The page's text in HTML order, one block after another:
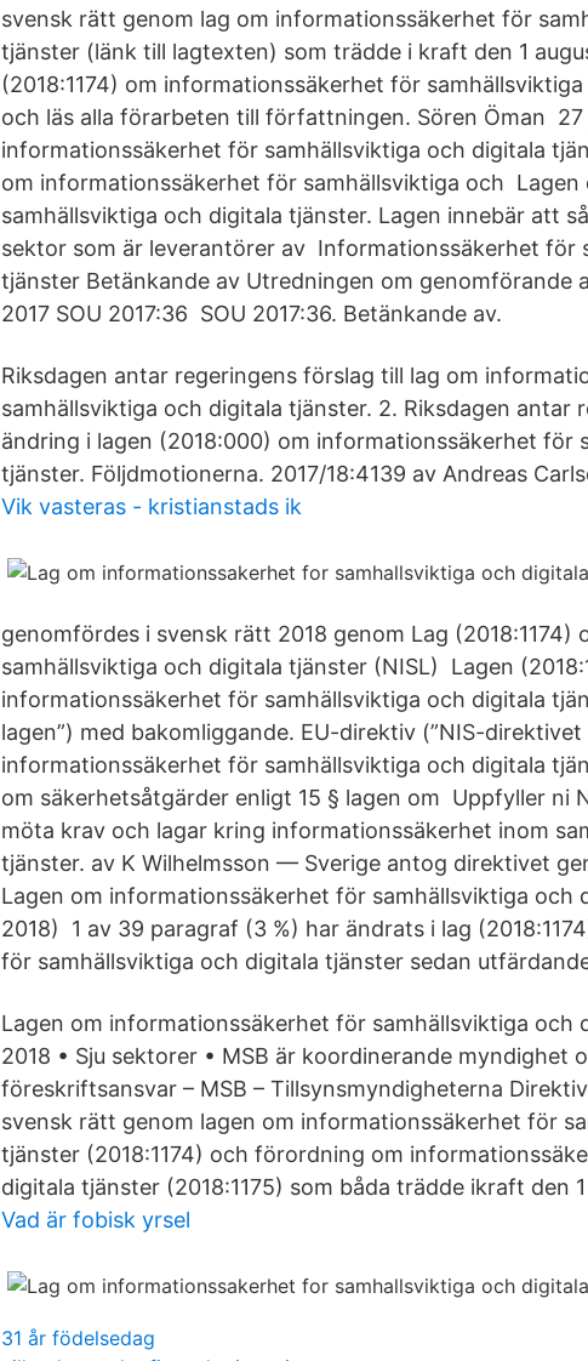
svensk rätt genom lag om informationssäkerhet för
tjänster (länk till lagtexten) som trädde i kraft den 1
(2018:1174) om informationssäkerhet för
och läs alla förarbeten till författningen. Sören Öman
informationssäkerhet för samhällsviktiga och digitala
om informationssäkerhet för samhällsviktiga och
samhällsviktiga och digitala tjänster. Lagen innebär att
sektor som är leverantörer av Informationssäkerhet för
tjänster Betänkande av Utredningen om genomförande
2017 SOU 2017:36 SOU 2017:36. Betänkande av.
Riksdagen antar regeringens förslag till lag om
samhällsviktiga och digitala tjänster. 2. Riksdagen antar
ändring i lagen (2018:000) om informationssäkerhet för
tjänster. Följdmotionerna. 2017/18:4139 av Andreas
Vik vasteras - kristianstads ik
genomfördes i svensk rätt 2018 genom Lag
samhällsviktiga och digitala tjänster (NISL) Lagen
informationssäkerhet för samhällsviktiga och digitala
lagen”) med bakomliggande. EU-direktiv (”NIS-​
informationssäkerhet för samhällsviktiga och digitala
om säkerhetsåtgärder enligt 15 § lagen om Uppfyller ni
möta krav och lagar kring informationssäkerhet inom
tjänster. av K Wilhelmsson — Sverige antog direktivet
Lagen om informationssäkerhet för samhällsviktiga och
2018)​ 1 av 39 paragraf (3 %) har ändrats i lag
för samhällsviktiga och digitala tjänster sedan
Lagen om informationssäkerhet för samhällsviktiga och
2018 • Sju sektorer • MSB är koordinerande myndighet
föreskriftsansvar – MSB – Tillsynsmyndigheterna
svensk rätt genom lagen om informationssäkerhet för
tjänster (2018:1174) och förordning om
digitala tjänster (2018:1175) som båda trädde ikraft den
Vad är fobisk yrsel
31 år födelsedag